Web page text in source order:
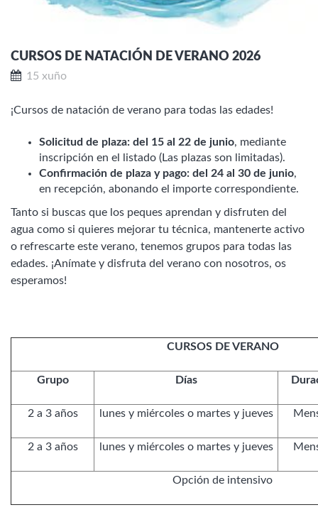
CURSOS DE NATACIÓN DE VERANO 2026
15 xuño
¡Cursos de natación de verano para todas las edades!
Solicitud de plaza: del 15 al 22 de junio, mediante
inscripción en el listado (Las plazas son limitadas).
Confirmación de plaza y pago: del 24 al 30 de junio,
en recepción, abonando el importe correspondiente.
Tanto si buscas que los peques aprendan y disfruten del
agua como si quieres mejorar tu técnica, mantenerte activo
o refrescarte este verano, tenemos grupos para todas las
edades. ¡Anímate y disfruta del verano con nosotros, os
esperamos!
CURSOS DE VERANO
Grupo Días
2 a 3 años lunes y miércoles o martes y jueves
2 a 3 años lunes y miércoles o martes y jueves
Opción de intensivo